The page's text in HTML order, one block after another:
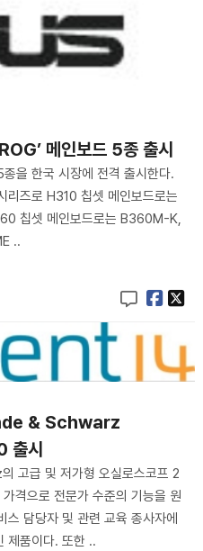
메인보드 5종 출시
을 한국 시장에 전격 출시한다.
리즈로 H310 칩셋 메인보드로는
칩셋 메인보드로는 B360M-K,
..
& Schwarz
시
고급 및 저가형 오실로스코프 2
격으로 전문가 수준의 기능을 원
담당자 및 관련 교육 종사자에
제품이다. 또한 ..